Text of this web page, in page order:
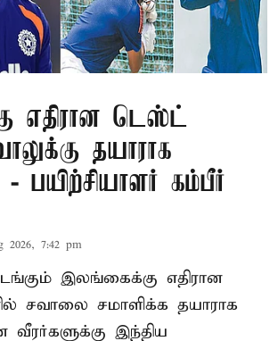
எதிரான டெஸ்ட்
தயாராக
பயிற்சியாளர் கம்பீர்
2026, 7:42 pm
இலங்கைக்கு எதிரான
சவாலை சமாளிக்க தயாராக
இந்திய